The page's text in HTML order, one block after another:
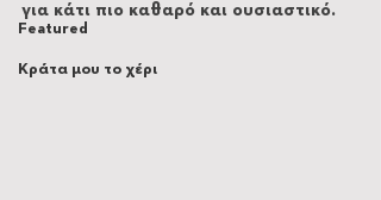
Featured
Κράτα μου το χέρι
για κάτι πιο καθαρό και ουσιαστικό.